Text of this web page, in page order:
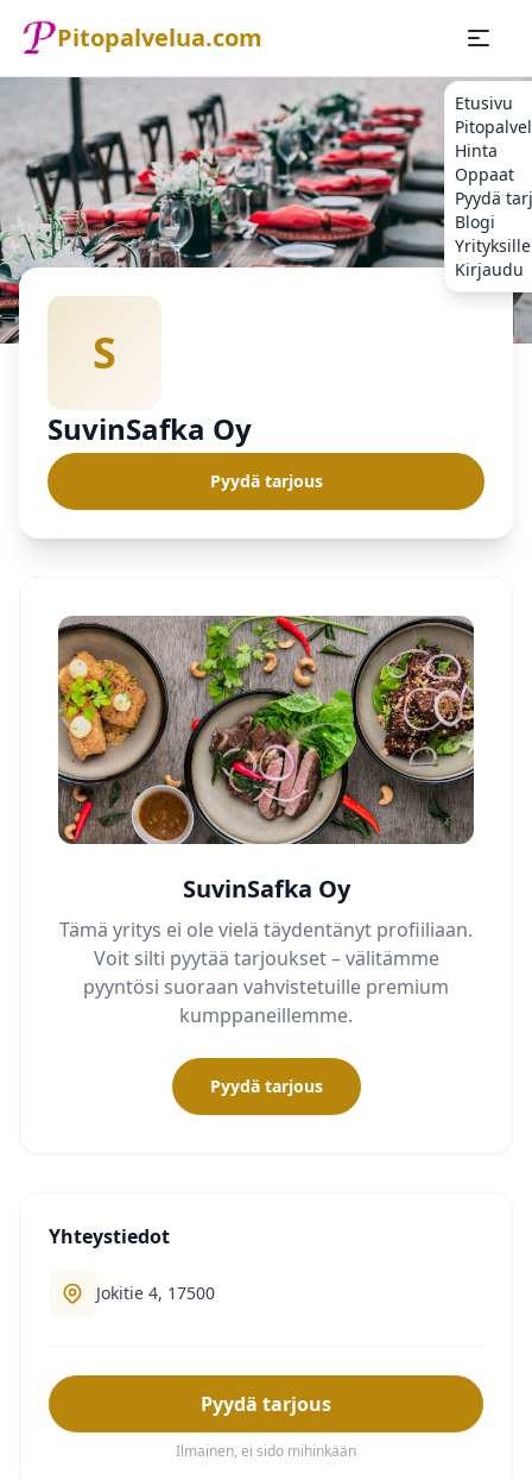
Pitopalvelua.com
Etusivu
Hinta
Oppaat
Pyydä
Blogi
Yrityksille
Kirjaudu
Etusivu
Pitopalvelu
S
SuvinSafka Oy
Pyydä tarjous
SuvinSafka Oy
Tämä yritys ei ole vielä täydentänyt profiiliaan.
Voit silti pyytää tarjoukset – välitämme
pyyntösi suoraan vahvistetuille premium
kumppaneillemme.
Pyydä tarjous
Yhteystiedot
Jokitie 4, 17500
Pyydä tarjous
Ilmainen, ei sido mihinkään